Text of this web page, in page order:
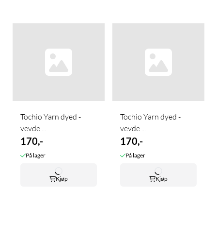
Tochio Yarn dyed -
vevde ...
170,-
På lager
Kjøp
Tochio Yarn dyed -
vevde ...
170,-
På lager
Kjøp